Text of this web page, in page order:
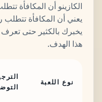
يخبرك بالكثير حتى تعرف
هذا الهدف.
نوع اللعبة